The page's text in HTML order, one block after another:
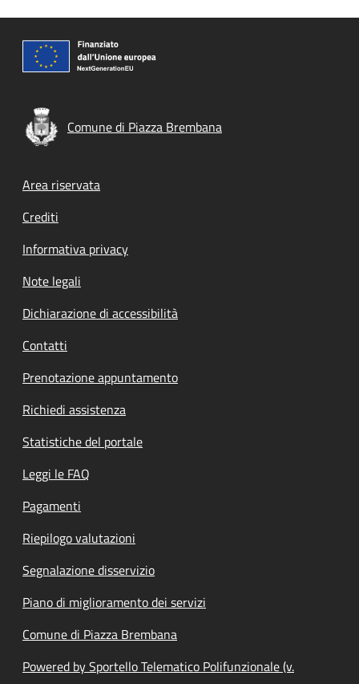
Comune di Piazza Brembana
Footer menu
Area riservata
Crediti
Informativa privacy
Note legali
Dichiarazione di accessibilità
Contatti
Prenotazione appuntamento
Richiedi assistenza
Statistiche del portale
Leggi le FAQ
Pagamenti
Riepilogo valutazioni
Segnalazione disservizio
Piano di miglioramento dei servizi
Comune di Piazza Brembana
Powered by Sportello Telematico Polifunzionale (v.